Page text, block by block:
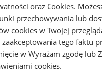
– palce chronione przed
czubek buta to ochrona
gałęziami.
a nawet
język z cholewką – błoto
połączony z cholewką
kamyki i liście nie dostają
oraz Cookies.
przechowywania lub
cookies w Twojej
zaakceptowania tego faktu
w Wyrażam zgodę lub
cookies.